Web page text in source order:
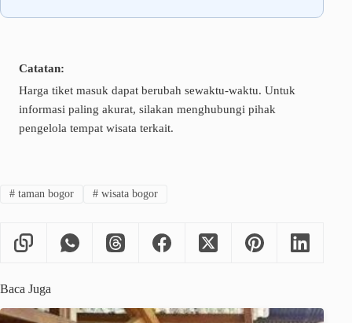
Catatan:
Harga tiket masuk dapat berubah sewaktu-waktu. Untuk
informasi paling akurat, silakan menghubungi pihak
pengelola tempat wisata terkait.
#taman bogor #wisata bogor
Baca Juga